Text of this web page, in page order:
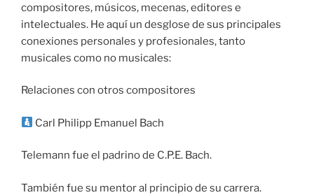
compositores, músicos, mecenas, editores e
intelectuales. He aquí un desglose de sus principales
conexiones personales y profesionales, tanto
musicales como no musicales:
Relaciones con otros compositores
Carl Philipp Emanuel Bach
Telemann fue el padrino de C.P.E. Bach.
También fue su mentor al principio de su carrera.